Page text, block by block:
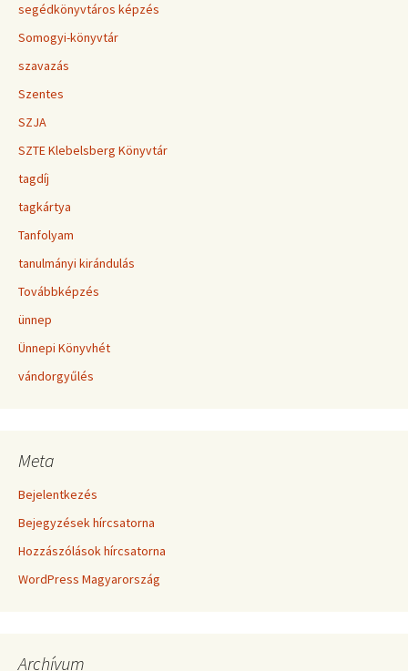
segédkönyvtáros képzés
Somogyi-könyvtár
szavazás
Szentes
SZJA
SZTE Klebelsberg Könyvtár
tagdíj
tagkártya
Tanfolyam
tanulmányi kirándulás
Továbbképzés
ünnep
Ünnepi Könyvhét
vándorgyűlés
Meta
Bejelentkezés
Bejegyzések hírcsatorna
Hozzászólások hírcsatorna
WordPress Magyarország
Archívum